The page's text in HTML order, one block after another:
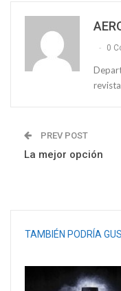
0
revista
PREV POST
La mejor opción
TAMBIÉN PODRÍA